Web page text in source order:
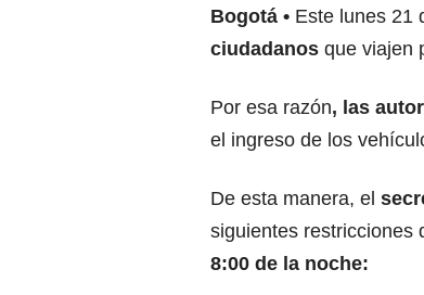
Bogotá Este lunes 21
ciudadanos que viajen
Por esa razón, las
el ingreso de los
De esta manera, el
siguientes restricciones
8:00 de la noche: